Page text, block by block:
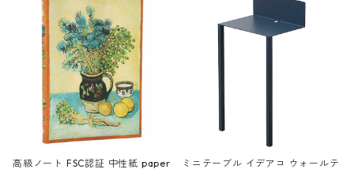
高級ノート FSC認証 中性紙 paper
ミニテーブル イデアコ ウォールテ